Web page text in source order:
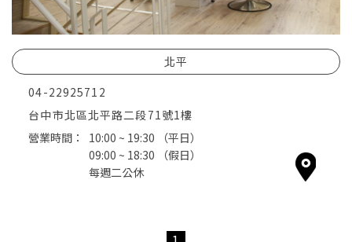
北平
04-22925712
台中市北區北平路二段71號1樓
營業時間：
10:00 ~ 19:30
（平日）
09:00 ~ 18:30
（假日）
每週二公休